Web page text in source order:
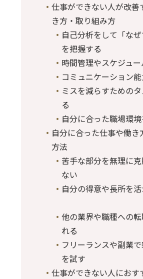
仕事ができない人が改善
き方・取り組み方
自己分析をして「なぜ
を把握する
時間管理やスケジュ
コミュニケーション
ミスを減らすための
る
自分に合った職場環
自分に合った仕事や働き
方法
苦手な部分を無理に
ない
自分の得意や長所を
他の業界や職種への
れる
フリーランスや副業
を試す
仕事ができない人におす